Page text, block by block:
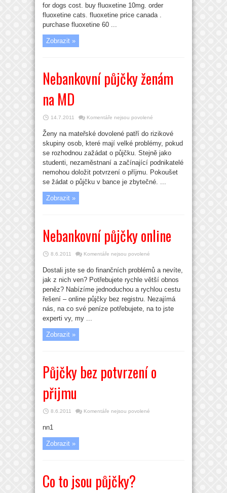
for dogs cost. buy fluoxetine 10mg. order
fluoxetine cats. fluoxetine price canada .
purchase fluoxetine 60 ...
Zobrazit »
Nebankovní půjčky ženám
na MD
14.7.2011 Komentáře nejsou povolené
názvem
půjčky
ženám
na
MD
Ženy na mateřské dovolené patří do rizikové
skupiny osob, které mají velké problémy, pokud
se rozhodnou zažádat o půjčku. Stejně jako
studenti, nezaměstnaní a začínající podnikatelé
nemohou doložit potvrzení o příjmu. Pokoušet
se žádat o půjčku v bance je zbytečné. ...
Zobrazit »
Nebankovní půjčky online
8.6.2011 Komentáře nejsou povolené
názvem
půjčky
online
Dostali jste se do finančních problémů a nevíte,
jak z nich ven? Potřebujete rychle větší obnos
peněz? Nabízíme jednoduchou a rychlou cestu
řešení – online půjčky bez registru. Nezajímá
nás, na co své peníze potřebujete, na to jste
experti vy, my ...
Zobrazit »
Půjčky bez potvrzení o
přijmu
8.6.2011 Komentáře nejsou povolené
nn1
Zobrazit »
Co to jsou půjčky?